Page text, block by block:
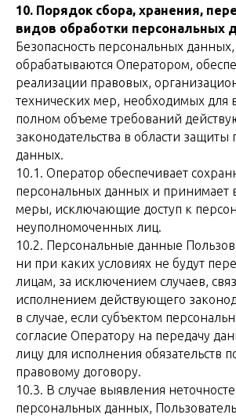
10. Порядок сбора, хранения,
видов обработки персональных
Безопасность персональных
обрабатываются Оператором,
реализации правовых,
технических мер, необходимых для
полном объеме требований
законодательства в области защиты
данных.
10.1. Оператор обеспечивает
персональных данных и принимает
меры, исключающие доступ к
неуполномоченных лиц.
10.2. Персональные данные
ни при каких условиях не будут
лицам, за исключением случаев,
исполнением действующего
в случае, если субъектом
согласие Оператору на передачу
лицу для исполнения обязательств
правовому договору.
10.3. В случае выявления
персональных данных,